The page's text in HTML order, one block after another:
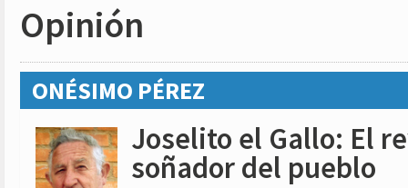
Opinión
ONÉSIMO PÉREZ
Joselito el Gallo: El
soñador del pueblo